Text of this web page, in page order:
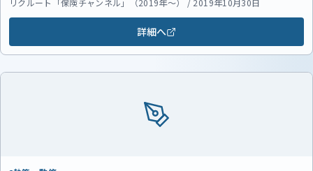
リクルート「保険チャンネル」（2019年～） / 2019年10月30日
詳細へ